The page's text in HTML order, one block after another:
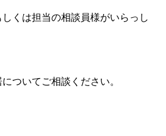
くは担当の相談員様がいらっし
ついてご相談ください。